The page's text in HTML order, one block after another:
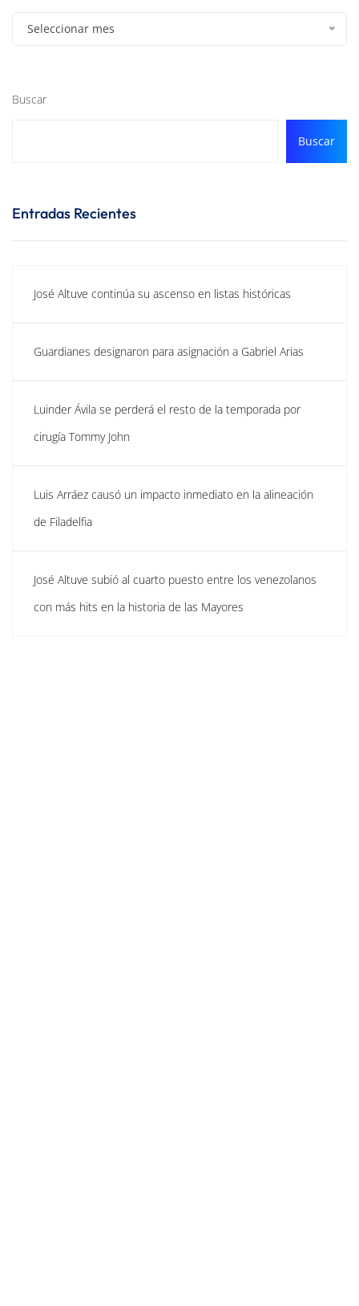
Seleccionar mes
Buscar
Buscar
Entradas Recientes
José Altuve continúa su ascenso en listas históricas
Guardianes designaron para asignación a Gabriel Arias
Luinder Ávila se perderá el resto de la temporada por
cirugía Tommy John
Luis Arráez causó un impacto inmediato en la alineación
de Filadelfia
José Altuve subió al cuarto puesto entre los venezolanos
con más hits en la historia de las Mayores